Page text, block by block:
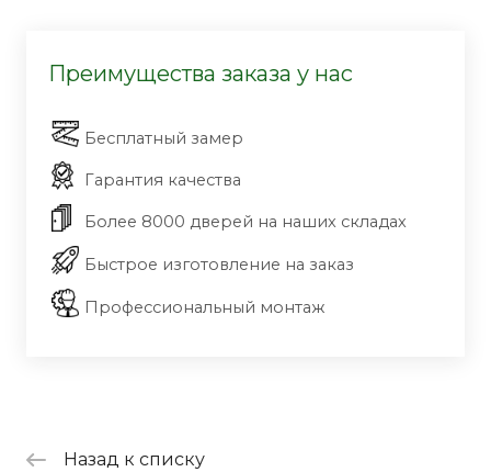
Преимущества заказа у нас
Бесплатный замер
Гарантия качества
Более 8000 дверей на наших складах
Быстрое изготовление на заказ
Профессиональный монтаж
Назад к списку